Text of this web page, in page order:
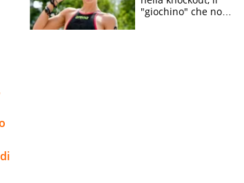
"giochino" che non